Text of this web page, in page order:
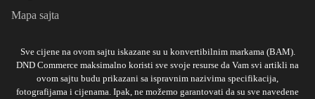
Mapa sajta
Sve cijene na ovom sajtu iskazane su u konvertibilnim markama (BAM).
DND Commerce maksimalno koristi sve svoje resurse da Vam svi artikli na
ovom sajtu budu prikazani sa ispravnim nazivima specifikacija,
fotografijama i cijenama. Ipak, ne možemo garantovati da su sve navedene